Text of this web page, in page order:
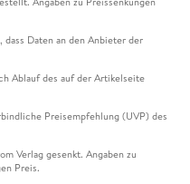
Daten an den Anbieter der
Ablauf des auf der Artikelseite
Preisempfehlung (UVP) des
Verlag gesenkt. Angaben zu
Preis.